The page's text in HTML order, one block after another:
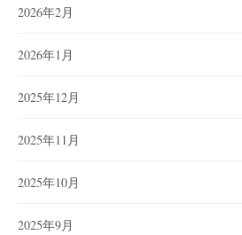
2026年2月
2026年1月
2025年12月
2025年11月
2025年10月
2025年9月